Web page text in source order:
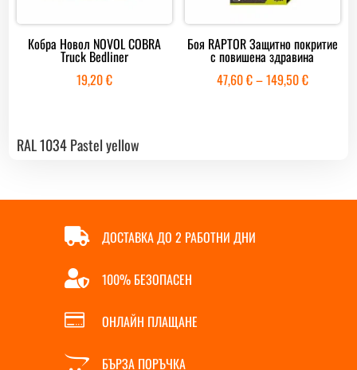
Кобра Новол NOVOL COBRA
Truck Bedliner
19,20€
Боя RAPTOR Защитно покритие
с повишена здравина
47,60€–149,50€Price
RAL 1034 Pastel yellow
 ДОСТАВКА ДО 2 РАБОТНИ ДНИ
 100% БЕЗОПАСЕН
 ОНЛАЙН ПЛАЩАНЕ
 БЪРЗА ПОРЪЧКА